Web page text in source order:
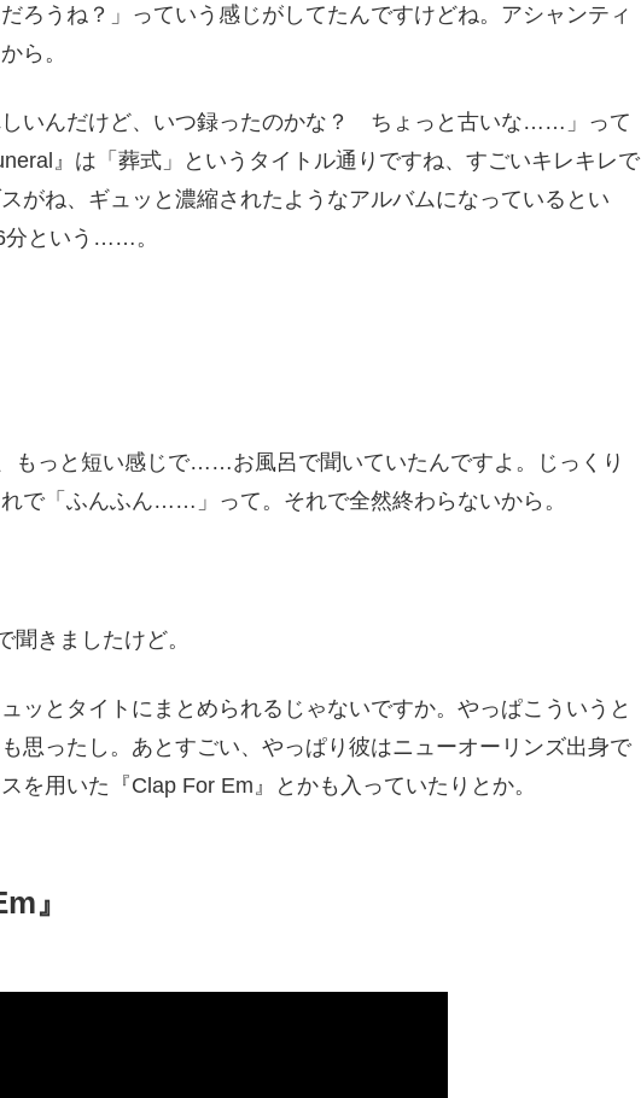
ろうね？」っていう感じがしてたんですけどね。アシャンティ
ら。
しいんだけど、いつ録ったのかな？ ちょっと古いな……」って
』は「葬式」というタイトル通りですね、すごいキレキレで
がね、ギュッと濃縮されたようなアルバムになっているとい
分という……。
もっと短い感じで……お風呂で聞いていたんですよ。じっくり
で「ふんふん……」って。それで全然終わらないから。
聞きましたけど。
ッとタイトにまとめられるじゃないですか。やっぱこういうと
思ったし。あとすごい、やっぱり彼はニューオーリンズ出身で
を用いた『Clap For Em』とかも入っていたりとか。
』